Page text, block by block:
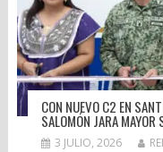
CON NUEVO C2 EN
SALOMÓN JARA MAYOR
3 JULIO, 2026